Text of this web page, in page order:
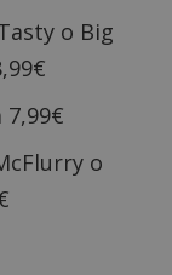
o Big
7,99€
o